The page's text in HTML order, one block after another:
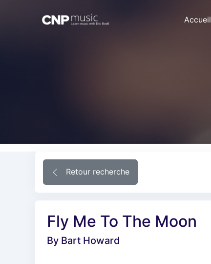
Accueil
Retour recherche
Fly Me To The Moon
By Bart Howard